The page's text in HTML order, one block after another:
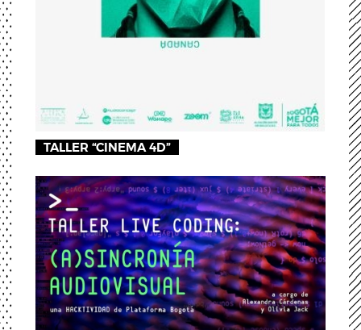
TALLER “CINEMA 4D”